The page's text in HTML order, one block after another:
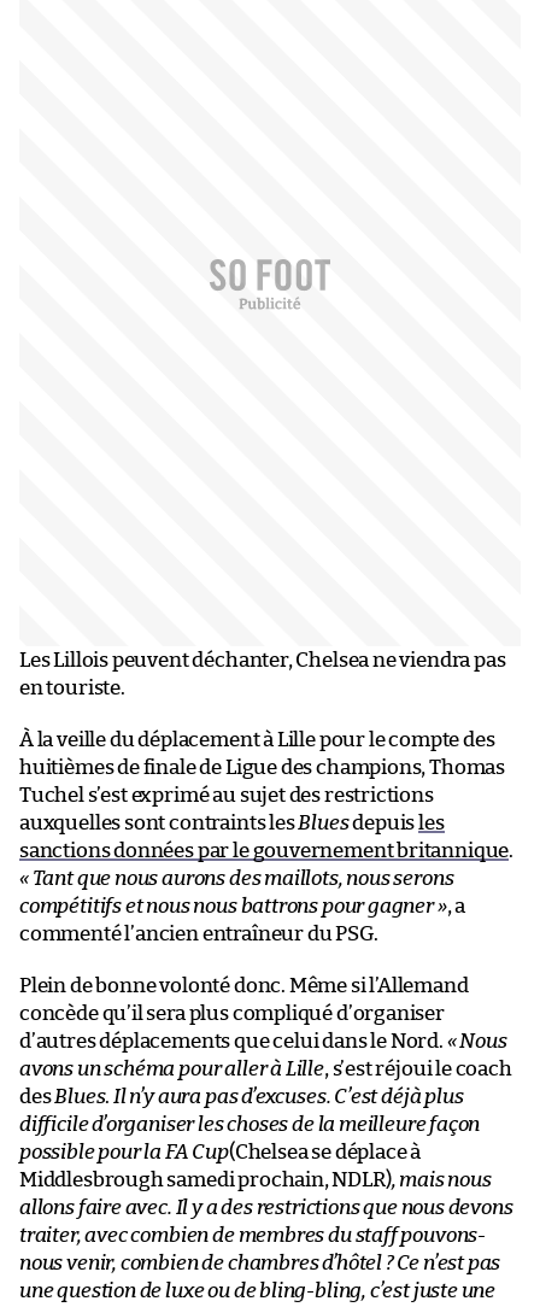
Les Lillois peuvent déchanter, Chelsea ne viendra pas
en touriste.
À la veille du déplacement à Lille pour le compte des
huitièmes de finale de Ligue des champions, Thomas
Tuchel s’est exprimé au sujet des restrictions
auxquelles sont contraints lesBluesdepuis les
sanctions données par le gouvernement britannique.
« Tant que nous aurons des maillots, nous serons
compétitifs et nous nous battrons pour gagner », a
commenté l’ancien entraîneur du PSG.
Plein de bonne volonté donc. Même si l’Allemand
concède qu’il sera plus compliqué d’organiser
d’autres déplacements que celui dans le Nord. « Nous
avons un schéma pour aller à Lille, s’est réjoui le coach
desBlues. Il n’y aura pas d’excuses. C’est déjà plus
difficile d’organiser les choses de la meilleure façon
possible pour la FA Cup(Chelsea se déplace à
Middlesbrough samedi prochain, NDLR), mais nous
allons faire avec. Il y a des restrictions que nous devons
traiter, avec combien de membres du staff pouvons-
nous venir, combien de chambres d’hôtel ? Ce n’est pas
une question de luxe ou de bling-bling, c’est juste une